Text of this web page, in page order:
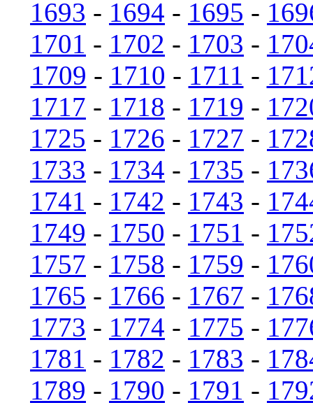
1693 - 1694 - 1695 -
1701 - 1702 - 1703 -
1709 - 1710 - 1711 -
1717 - 1718 - 1719 -
1725 - 1726 - 1727 -
1733 - 1734 - 1735 -
1741 - 1742 - 1743 -
1749 - 1750 - 1751 -
1757 - 1758 - 1759 -
1765 - 1766 - 1767 -
1773 - 1774 - 1775 -
1781 - 1782 - 1783 -
1789 - 1790 - 1791 -